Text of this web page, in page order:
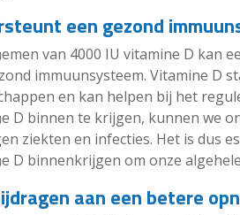
een gezond
van 4000 IU vitamine D kan
immuunsysteem. Vitamine D
en kan helpen bij het
D binnen te krijgen, kunnen we
ziekten en infecties. Het is dus
D binnenkrijgen om onze
aan een betere